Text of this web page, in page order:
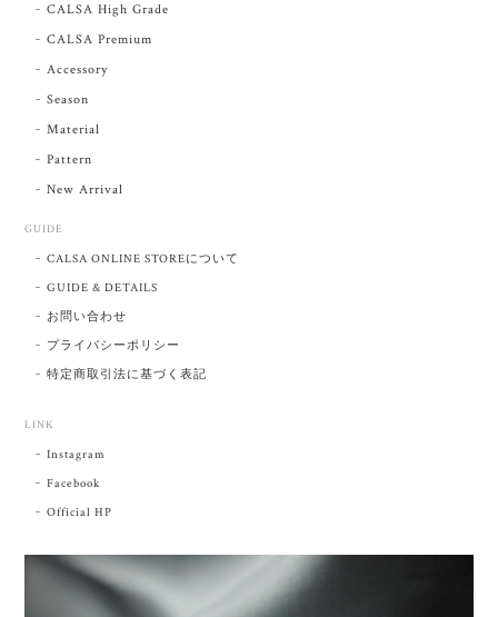
CALSA High Grade
CALSA Premium
Accessory
Season
Material
Pattern
New Arrival
GUIDE
CALSA ONLINE STOREについて
GUIDE & DETAILS
お問い合わせ
プライバシーポリシー
特定商取引法に基づく表記
LINK
Instagram
Facebook
Official HP